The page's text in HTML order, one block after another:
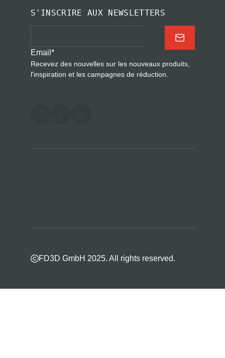
S'INSCRIRE AUX NEWSLETTERS
Email *
Recevez des nouvelles sur les nouveaux produits,
l'inspiration et les campagnes de réduction.
FD3D GmbH 2025. All rights reserved.